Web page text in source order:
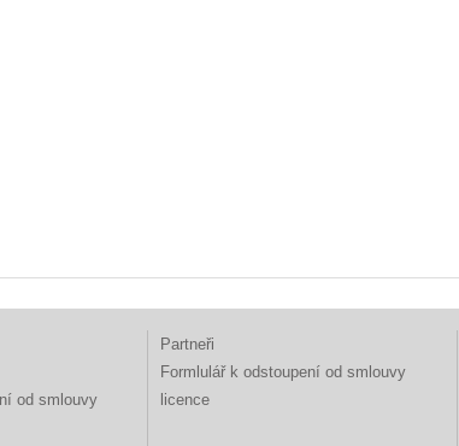
od smlouvy
Partneři
Formlulář k odstoupení od smlouvy
licence